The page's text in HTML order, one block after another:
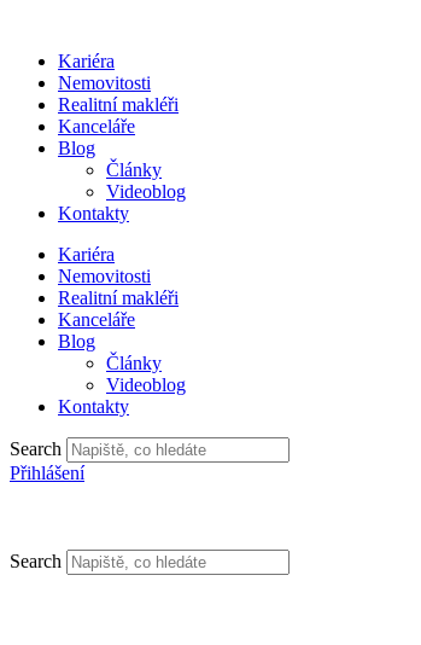
obsahuKariéra
Nemovitosti
Realitní makléři
Kanceláře
Blog
Články
Videoblog
Kontakty
Kariéra
Nemovitosti
Realitní makléři
Kanceláře
Blog
Články
Videoblog
Kontakty
Search
Přihlášení
Search